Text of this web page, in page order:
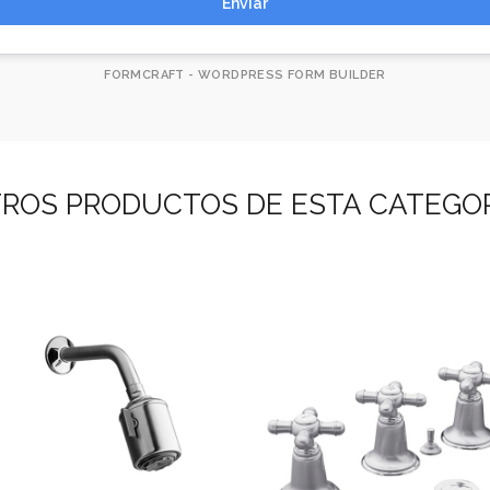
FORMCRAFT - WORDPRESS FORM BUILDER
PRODUCTOS DE ESTA